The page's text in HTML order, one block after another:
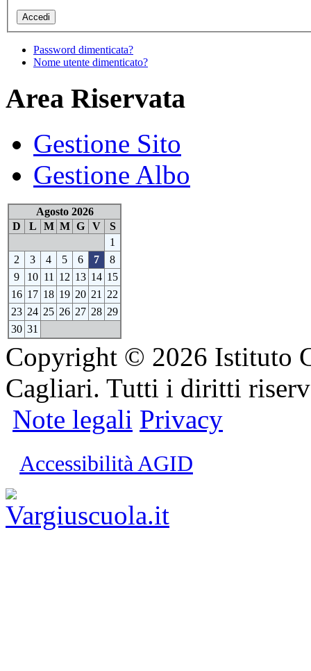
Password dimenticata?
Nome utente dimenticato?
Area Riservata
Gestione Sito
Gestione Albo
Agosto 2026
D
L M M G V
S
1
2
3 4 5 6 7
8
9
10 11 12 13 14 15
16 17 18 19 20 21
22
23 24 25 26 27 28 29
30 31
Copyright © 2026 Istituto
Cagliari. Tutti i diritti
Note legali Privacy
Accessibilità AGID